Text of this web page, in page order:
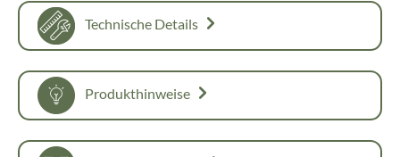
Technische Details
Produkthinweise